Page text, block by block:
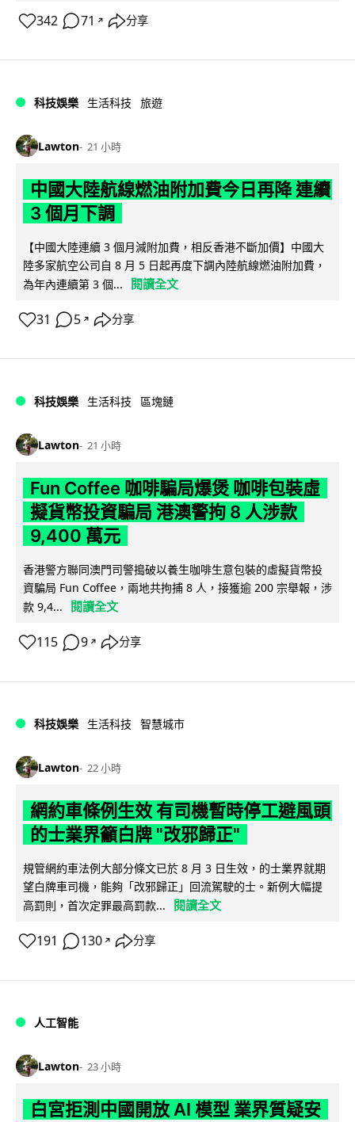
342 71 ↗ 分享
科技娛樂 生活科技 旅遊
Lawton 21 小時
中國大陸航線燃油附加費今日再降 連續
3 個月下調
【中國大陸連續 3 個月減附加費，相反香港不斷加價】中國大
陸多家航空公司自 8 月 5 日起再度下調內陸航線燃油附加費，
為年內連續第 3 個...
閱讀全文
31 5 ↗ 分享
科技娛樂 生活科技 區塊鏈
Lawton 21 小時
Fun Coffee 咖啡騙局爆煲 咖啡包裝虛
擬貨幣投資騙局 港澳警拘 8 人涉款
9,400 萬元
香港警方聯同澳門司警搗破以養生咖啡生意包裝的虛擬貨幣投
資騙局 Fun Coffee，兩地共拘捕 8 人，接獲逾 200 宗舉報，涉
款 9,4...
閱讀全文
115 9 ↗ 分享
科技娛樂 生活科技 智慧城市
Lawton 22 小時
網約車條例生效 有司機暫時停工避風頭
的士業界籲白牌 "改邪歸正"
規管網約車法例大部分條文已於 8 月 3 日生效，的士業界就期
望白牌車司機，能夠「改邪歸正」回流駕駛的士。新例大幅提
高罰則，首次定罪最高罰款...
閱讀全文
191 130 ↗ 分享
人工智能
Lawton 23 小時
白宮拒測中國開放 AI 模型 業界質疑安